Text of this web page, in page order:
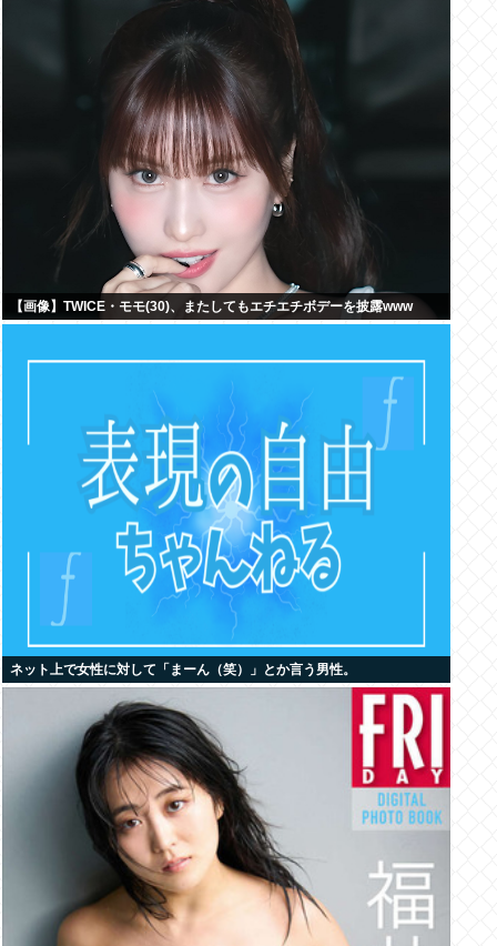
【画像】TWICE・モモ(30)、またしてもエチエチボデーを披露www
ネット上で女性に対して「まーん（笑）」とか言う男性。